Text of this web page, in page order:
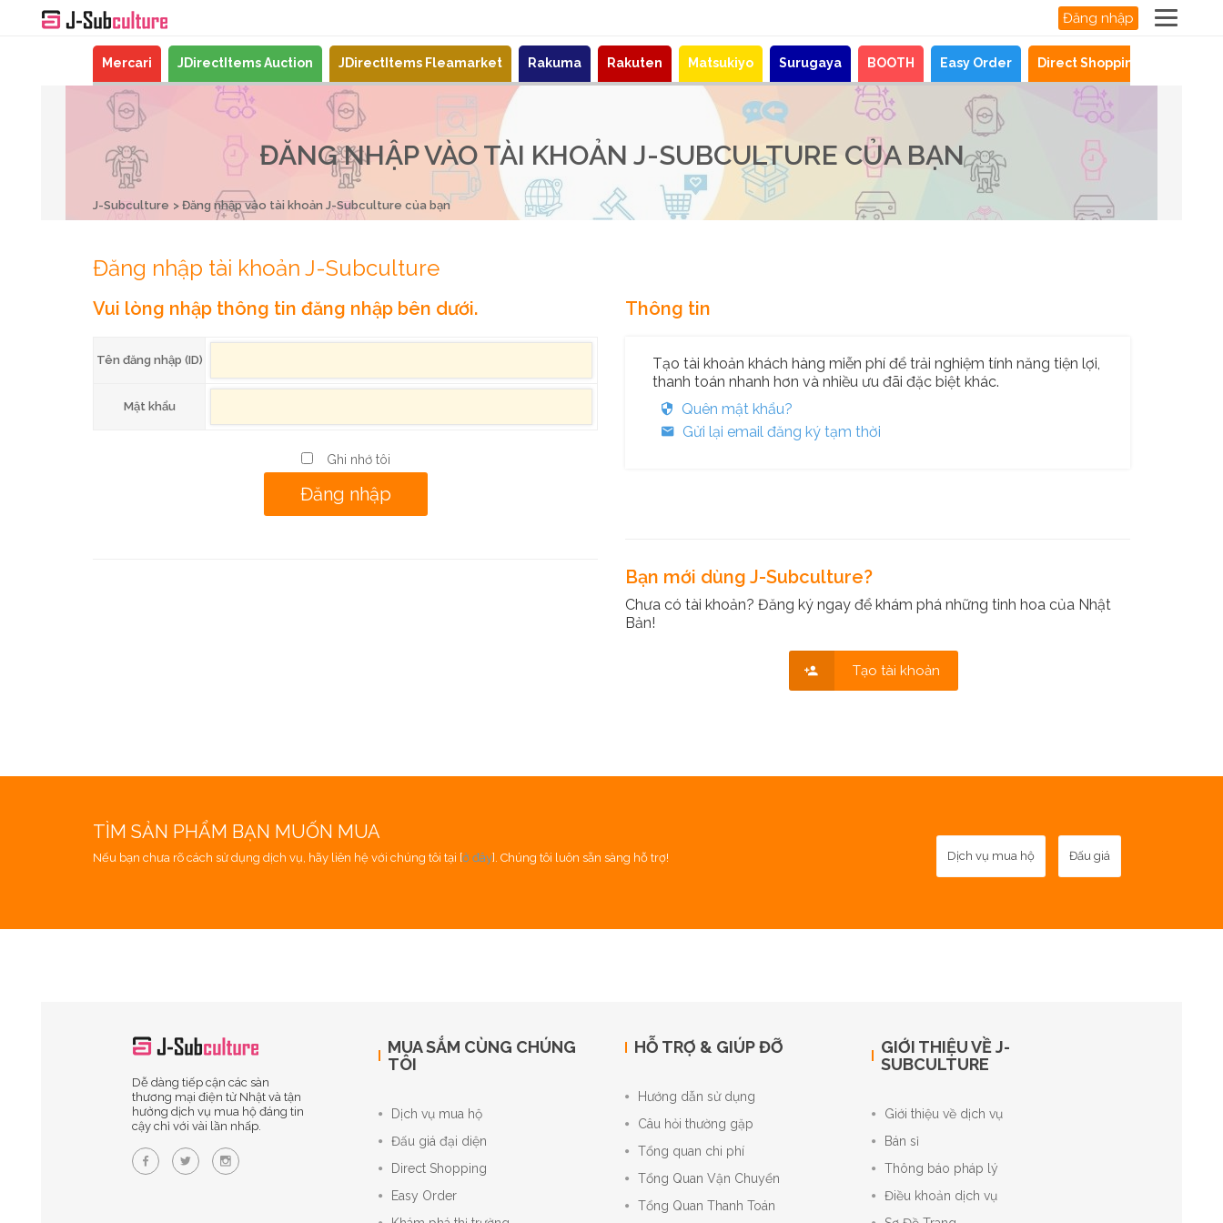
Đăng nhập
Mercari JDirectItems Auction JDirectItems Fleamarket Rakuma Rakuten Matsukiyo Surugaya BOOTH Easy Order Direct Shopping
ĐĂNG NHẬP VÀO TÀI KHOẢN J-SUBCULTURE CỦA BẠN
J-Subculture Đăng nhập vào tài khoản J-Subculture của bạn
Đăng nhập tài khoản J-Subculture
Vui lòng nhập thông tin đăng nhập bên dưới.
Tên đăng nhập (ID)
Mật khẩu
Ghi nhớ tôi
Thông tin
Tạo tài khoản khách hàng miễn phí để trải nghiệm tính năng tiện lợi,
thanh toán nhanh hơn và nhiều ưu đãi đặc biệt khác.
Quên mật khẩu?
Gửi lại email đăng ký tạm thời
Bạn mới dùng J-Subculture?
Chưa có tài khoản? Đăng ký ngay để khám phá những tinh hoa của Nhật
Bản!
Tạo tài khoản
TÌM SẢN PHẨM BẠN MUỐN MUA
Nếu bạn chưa rõ cách sử dụng dịch vụ, hãy liên hệ với chúng tôi tại [ở đây]. Chúng tôi luôn sẵn sàng hỗ trợ! Dịch vụ mua hộ Đấu giá
Dễ dàng tiếp cận các sàn
thương mại điện tử Nhật và tận
hưởng dịch vụ mua hộ đáng tin
cậy chỉ với vài lần nhấp.
MUA SẮM CÙNG CHÚNG
TÔI
Dịch vụ mua hộ
Đấu giá đại diện
Direct Shopping
Easy Order
HỖ TRỢ & GIÚP ĐỠ
Hướng dẫn sử dụng
Câu hỏi thường gặp
Tổng quan chi phí
Tổng Quan Vận Chuyển
Tổng Quan Thanh Toán
GIỚI THIỆU VỀ J-
SUBCULTURE
Giới thiệu về dịch vụ
Bán sỉ
Thông báo pháp lý
Điều khoản dịch vụ